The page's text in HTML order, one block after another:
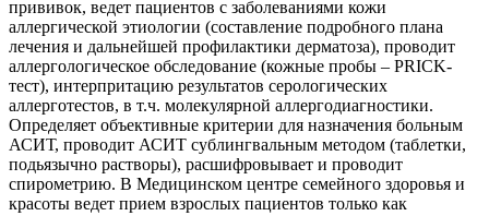
прививок, ведет пациентов с заболеваниями кожи
аллергической этиологии (составление подробного плана
лечения и дальнейшей профилактики дерматоза), проводит
аллергологическое обследование (кожные пробы – PRIСK-
тест), интерпритацию результатов серологических
аллерготестов, в т.ч. молекулярной аллергодиагностики.
Определяет объективные критерии для назначения больным
АСИТ, проводит АСИТ сублингвальным методом (таблетки,
подьязычно растворы), расшифровывает и проводит
спирометрию. В Медицинском центре семейного здоровья и
красоты ведет прием взрослых пациентов только как